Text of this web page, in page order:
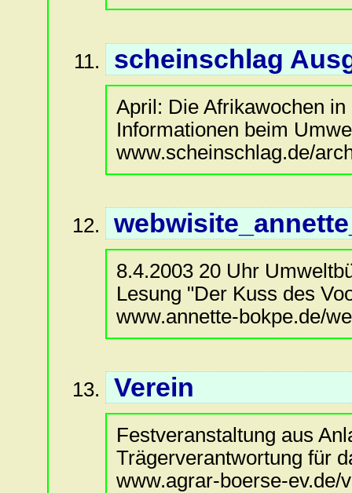
scheinschlag
April: Die Afrikawochen
Informationen beim
www.scheinschlag.de/
8.4.2003 20 Uhr
Lesung "Der Kuss des
www.annette-bokpe.de/
Verein
Festveranstaltung aus
Trägerverantwortung für
www.agrar-boerse-